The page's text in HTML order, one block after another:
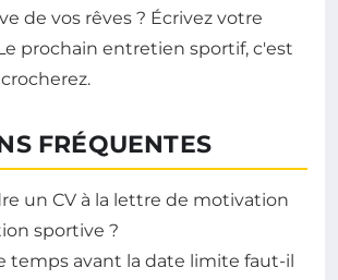
de vos rêves ? Écrivez votre
prochain entretien sportif, c'est
FRÉQUENTES
un CV à la lettre de motivation
sportive ?
temps avant la date limite faut-il